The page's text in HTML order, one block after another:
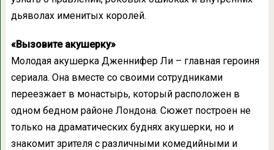
дьяволах именитых королей.
«Вызовите акушерку»
Молодая акушерка Дженнифер Ли – главная героиня
сериала. Она вместе со своими сотрудниками
переезжает в монастырь, который расположен в
одном бедном районе Лондона. Сюжет построен не
только на драматических буднях акушерки, но и
знакомит зрителя с различными комедийными и